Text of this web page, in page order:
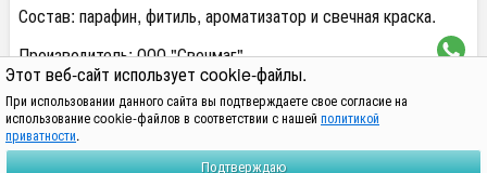
Этот веб-сайт использует cookie-файлы.
При использовании данного сайта вы подтверждаете свое согласие на
использование cookie-файлов в соответствии с нашей политикой
приватности.
Подтверждаю
Состав: парафин, фитиль, ароматизатор и свечная краска.
Производитель: ООО "Свечмаг"
Теги:декоративные свечи интерьерные свечибольшие свечи
напольные свечиароматизированные свечи
Политика обработки персональных данных находится по адресу